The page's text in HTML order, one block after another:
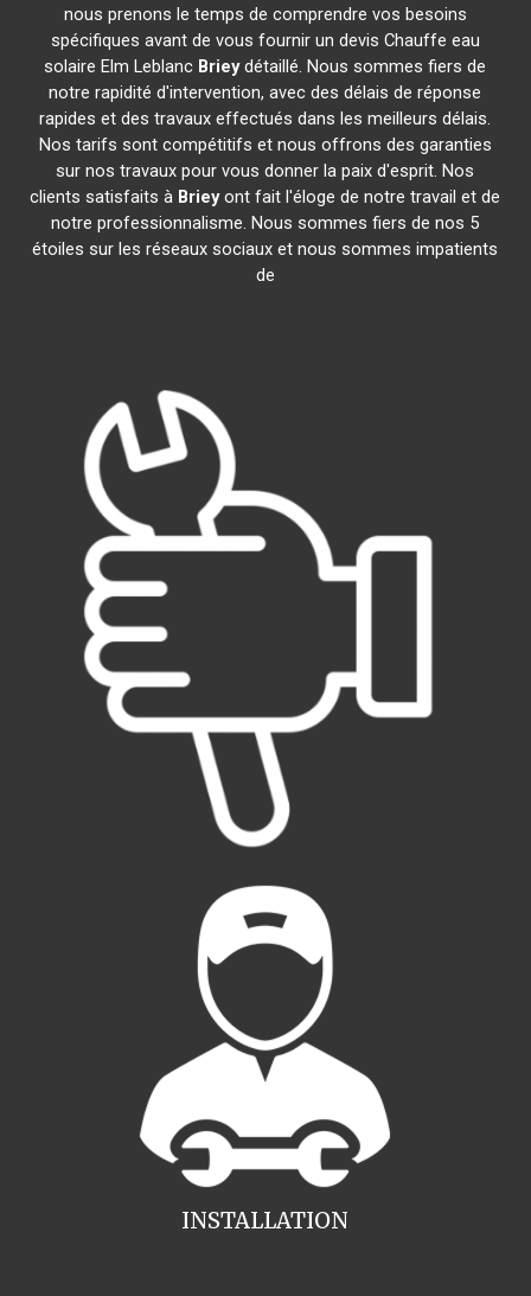
nous prenons le temps de comprendre vos besoins
spécifiques avant de vous fournir un devis Chauffe eau
solaire Elm Leblanc Brieydétaillé. Nous sommes fiers de
notre rapidité d'intervention, avec des délais de réponse
rapides et des travaux effectués dans les meilleurs délais.
Nos tarifs sont compétitifs et nous offrons des garanties
sur nos travaux pour vous donner la paix d'esprit. Nos
clients satisfaits à Brieyont fait l'éloge de notre travail et de
notre professionnalisme. Nous sommes fiers de nos 5
étoiles sur les réseaux sociaux et nous sommes impatients
de
INSTALLATION